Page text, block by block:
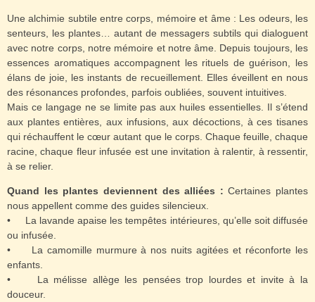
Une alchimie subtile entre corps, mémoire et âme : Les odeurs, les
senteurs, les plantes… autant de messagers subtils qui dialoguent
avec notre corps, notre mémoire et notre âme. Depuis toujours, les
essences aromatiques accompagnent les rituels de guérison, les
élans de joie, les instants de recueillement. Elles éveillent en nous
des résonances profondes, parfois oubliées, souvent intuitives.
Mais ce langage ne se limite pas aux huiles essentielles. Il s’étend
aux plantes entières, aux infusions, aux décoctions, à ces tisanes
qui réchauffent le cœur autant que le corps. Chaque feuille, chaque
racine, chaque fleur infusée est une invitation à ralentir, à ressentir,
à se relier.
Quand les plantes deviennent des alliées :Certaines plantes
nous appellent comme des guides silencieux.
• La lavande apaise les tempêtes intérieures, qu’elle soit diffusée
ou infusée.
• La camomille murmure à nos nuits agitées et réconforte les
enfants.
• La mélisse allège les pensées trop lourdes et invite à la
douceur.